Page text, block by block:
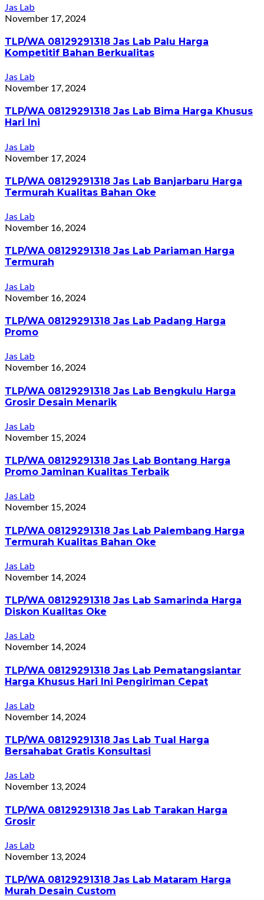
Jas Lab
November 17, 2024
TLP/WA 08129291318 Jas Lab Palu Harga
Kompetitif Bahan Berkualitas
Jas Lab
November 17, 2024
TLP/WA 08129291318 Jas Lab Bima Harga Khusus
Hari Ini
Jas Lab
November 17, 2024
TLP/WA 08129291318 Jas Lab Banjarbaru Harga
Termurah Kualitas Bahan Oke
Jas Lab
November 16, 2024
TLP/WA 08129291318 Jas Lab Pariaman Harga
Termurah
Jas Lab
November 16, 2024
TLP/WA 08129291318 Jas Lab Padang Harga
Promo
Jas Lab
November 16, 2024
TLP/WA 08129291318 Jas Lab Bengkulu Harga
Grosir Desain Menarik
Jas Lab
November 15, 2024
TLP/WA 08129291318 Jas Lab Bontang Harga
Promo Jaminan Kualitas Terbaik
Jas Lab
November 15, 2024
TLP/WA 08129291318 Jas Lab Palembang Harga
Termurah Kualitas Bahan Oke
Jas Lab
November 14, 2024
TLP/WA 08129291318 Jas Lab Samarinda Harga
Diskon Kualitas Oke
Jas Lab
November 14, 2024
TLP/WA 08129291318 Jas Lab Pematangsiantar
Harga Khusus Hari Ini Pengiriman Cepat
Jas Lab
November 14, 2024
TLP/WA 08129291318 Jas Lab Tual Harga
Bersahabat Gratis Konsultasi
Jas Lab
November 13, 2024
TLP/WA 08129291318 Jas Lab Tarakan Harga
Grosir
Jas Lab
November 13, 2024
TLP/WA 08129291318 Jas Lab Mataram Harga
Murah Desain Custom